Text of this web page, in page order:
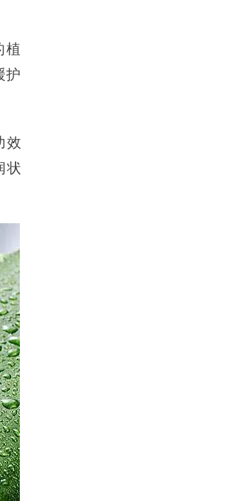
植
护
效
状